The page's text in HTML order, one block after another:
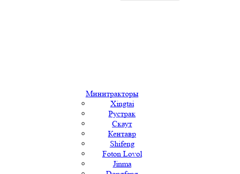
Минитракторы
Xingtai
Рустрак
Скаут
Кентавр
Shifeng
Foton Lovol
Jinma